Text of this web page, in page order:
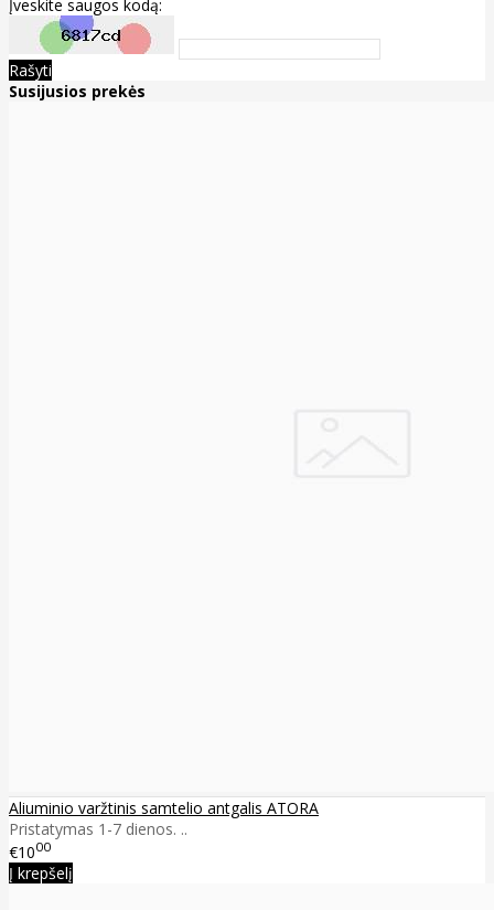
Įveskite saugos kodą:
Rašyti
Susijusios prekės
Aliuminio varžtinis samtelio antgalis ATORA
Pristatymas 1-7 dienos. ..
€1000
Į krepšelį